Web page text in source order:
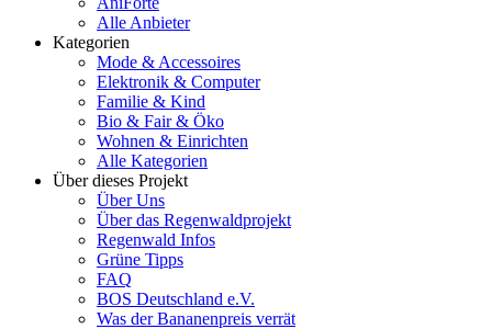
Alle Anbieter
Kategorien
Mode & Accessoires
Elektronik & Computer
Familie & Kind
Bio & Fair & Öko
Wohnen & Einrichten
Alle Kategorien
Über dieses Projekt
Über Uns
Über das Regenwaldprojekt
Regenwald Infos
Grüne Tipps
FAQ
BOS Deutschland e.V.
Was der Bananenpreis verrät